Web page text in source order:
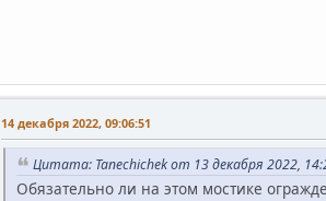
14 декабря 2022, 09:06:51
Цитата: Tanechichek от 13 декабря 2022,
Обязательно ли на этом мостике